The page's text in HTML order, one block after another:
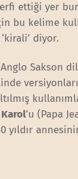
ettiği yer
bu kelime
diyor.
Sakson
Karol’u (Papa
yıldır